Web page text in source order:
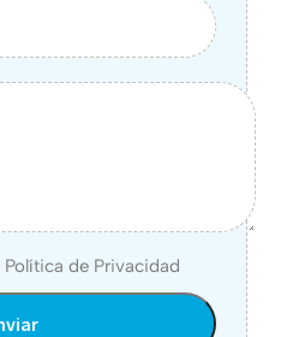
Política de Privacidad